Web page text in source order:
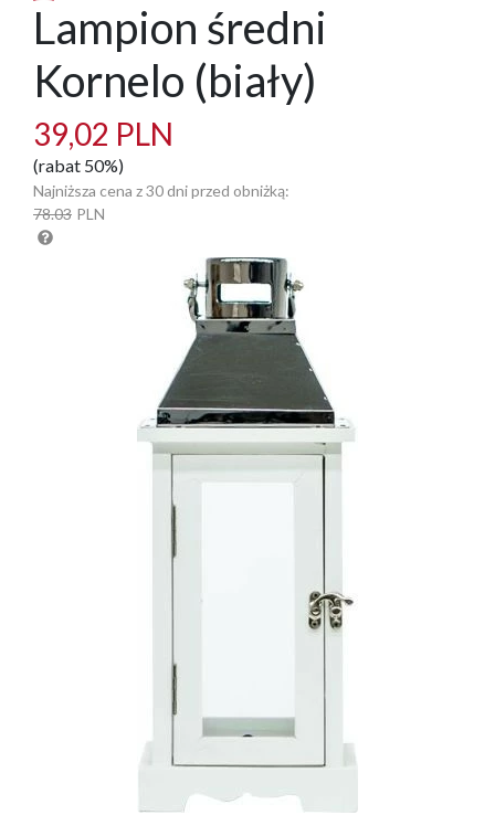
Lampion średni
Kornelo (biały)
39,02 PLN
(rabat 50%)
Najniższa cena z 30 dni przed obniżką:
78.03 PLN